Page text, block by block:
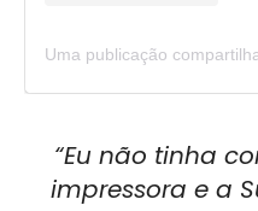
“Eu não tinha
impressora e a